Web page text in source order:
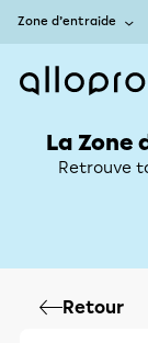
Zone d’entraide
La Zone
Retrouve
Retour